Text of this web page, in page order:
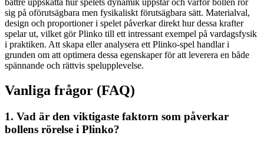
sig på oförutsägbara men fysikaliskt förutsägbara sätt. Materialval,
design och proportioner i spelet påverkar direkt hur dessa krafter
spelar ut, vilket gör Plinko till ett intressant exempel på vardagsfysik
i praktiken. Att skapa eller analysera ett Plinko-spel handlar i
grunden om att optimera dessa egenskaper för att leverera en både
spännande och rättvis spelupplevelse.
Vanliga frågor (FAQ)
1. Vad är den viktigaste faktorn som påverkar
bollens rörelse i Plinko?